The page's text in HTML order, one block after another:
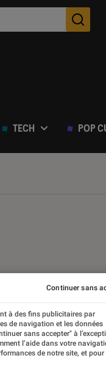
TECH POP
Smartphones Android
à des fins publicitaires par
de navigation et les données
sans accepter" à
l’aide dans votre
de notre site, et pour
Continuer sans